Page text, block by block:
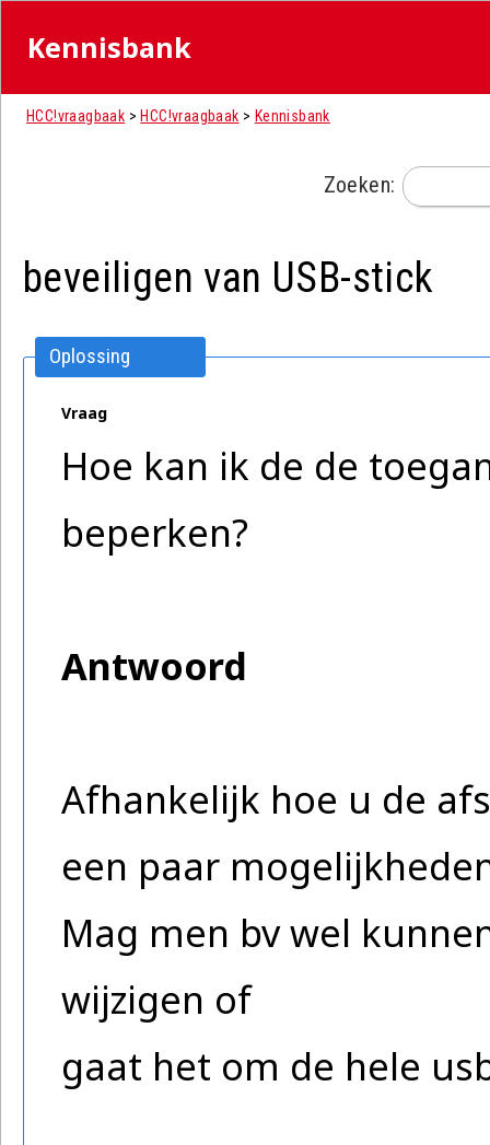
Kennisbank
HCC!vraagbaak > HCC!vraagbaak > Kennisbank
Zoeken:
beveiligen van USB-stick
Oplossing
Vraag
Hoe kan ik de de
beperken?
Antwoord
Afhankelijk hoe u de
een paar
Mag men bv wel
wijzigen of
gaat het om de hele